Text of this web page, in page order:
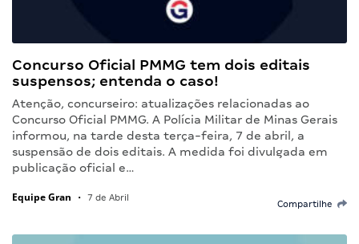
Concurso Oficial PMMG tem dois editais
suspensos; entenda o caso!
Atenção, concurseiro: atualizações relacionadas ao
Concurso Oficial PMMG. A Polícia Militar de Minas Gerais
informou, na tarde desta terça-feira, 7 de abril, a
suspensão de dois editais. A medida foi divulgada em
publicação oficial e…
Equipe Gran • 7 de Abril
Compartilhe